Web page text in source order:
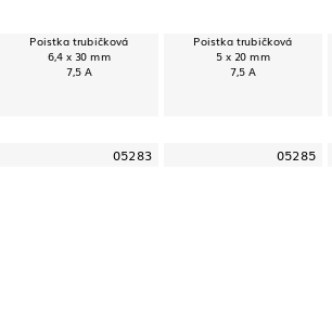
Poistka trubičková
6,4 x 30 mm
7,5 A
Poistka trubičková
5 x 20 mm
7,5 A
05283 05285